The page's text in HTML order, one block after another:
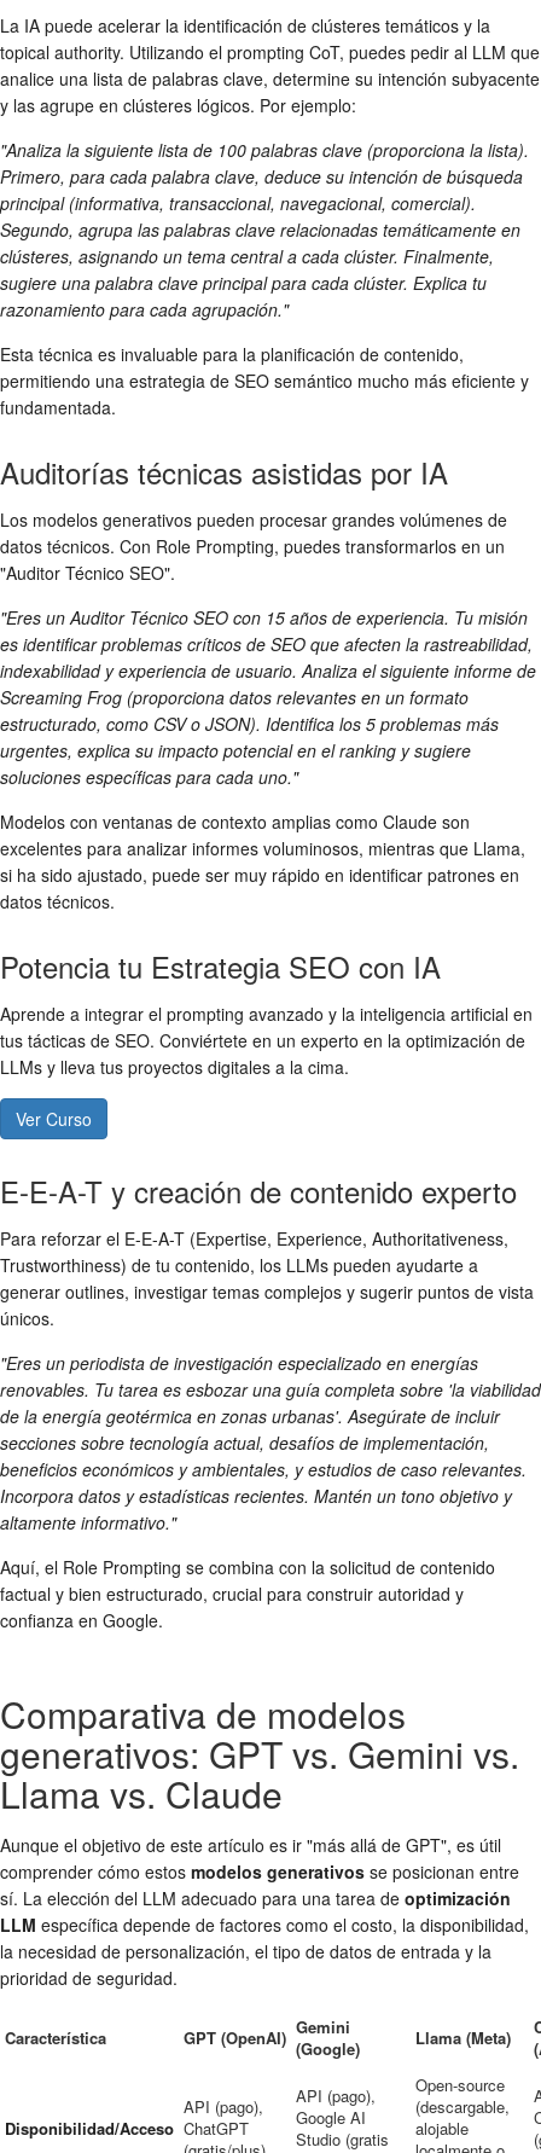
La IA puede acelerar la identificación de clústeres temáticos y la
topical authority. Utilizando el prompting CoT, puedes pedir al LLM que
analice una lista de palabras clave, determine su intención subyacente
y las agrupe en clústeres lógicos. Por ejemplo:
"Analiza la siguiente lista de 100 palabras clave (proporciona la lista).
Primero, para cada palabra clave, deduce su intención de búsqueda
principal (informativa, transaccional, navegacional, comercial).
Segundo, agrupa las palabras clave relacionadas temáticamente en
clústeres, asignando un tema central a cada clúster. Finalmente,
sugiere una palabra clave principal para cada clúster. Explica tu
razonamiento para cada agrupación."
Esta técnica es invaluable para la planificación de contenido,
permitiendo una estrategia de SEO semántico mucho más eficiente y
fundamentada.
Auditorías técnicas asistidas por IA
Los modelos generativos pueden procesar grandes volúmenes de
datos técnicos. Con Role Prompting, puedes transformarlos en un
"Auditor Técnico SEO".
"Eres un Auditor Técnico SEO con 15 años de experiencia. Tu misión
es identificar problemas críticos de SEO que afecten la rastreabilidad,
indexabilidad y experiencia de usuario. Analiza el siguiente informe de
Screaming Frog (proporciona datos relevantes en un formato
estructurado, como CSV o JSON). Identifica los 5 problemas más
urgentes, explica su impacto potencial en el ranking y sugiere
soluciones específicas para cada uno."
Modelos con ventanas de contexto amplias como Claude son
excelentes para analizar informes voluminosos, mientras que Llama,
si ha sido ajustado, puede ser muy rápido en identificar patrones en
datos técnicos.
Potencia tu Estrategia SEO con IA
Aprende a integrar el prompting avanzado y la inteligencia artificial en
tus tácticas de SEO. Conviértete en un experto en la optimización de
LLMs y lleva tus proyectos digitales a la cima.
Ver Curso
E-E-A-T y creación de contenido experto
Para reforzar el E-E-A-T (Expertise, Experience, Authoritativeness,
Trustworthiness) de tu contenido, los LLMs pueden ayudarte a
generar outlines, investigar temas complejos y sugerir puntos de vista
únicos.
"Eres un periodista de investigación especializado en energías
renovables. Tu tarea es esbozar una guía completa sobre 'la viabilidad
de la energía geotérmica en zonas urbanas'. Asegúrate de incluir
secciones sobre tecnología actual, desafíos de implementación,
beneficios económicos y ambientales, y estudios de caso relevantes.
Incorpora datos y estadísticas recientes. Mantén un tono objetivo y
altamente informativo."
Aquí, el Role Prompting se combina con la solicitud de contenido
factual y bien estructurado, crucial para construir autoridad y
confianza en Google.
Comparativa de modelos
generativos: GPT vs. Gemini vs.
Llama vs. Claude
Aunque el objetivo de este artículo es ir "más allá de GPT", es útil
comprender cómo estos modelos generativos se posicionan entre
sí. La elección del LLM adecuado para una tarea de optimización
LLM específica depende de factores como el costo, la disponibilidad,
la necesidad de personalización, el tipo de datos de entrada y la
prioridad de seguridad.
Característica GPT (OpenAI) Gemini
(Google)
Llama (Meta)
Disponibilidad/Acceso
API (pago),
ChatGPT
API (pago),
Google AI
Studio (gratis
Open-source
(descargable,
alojable